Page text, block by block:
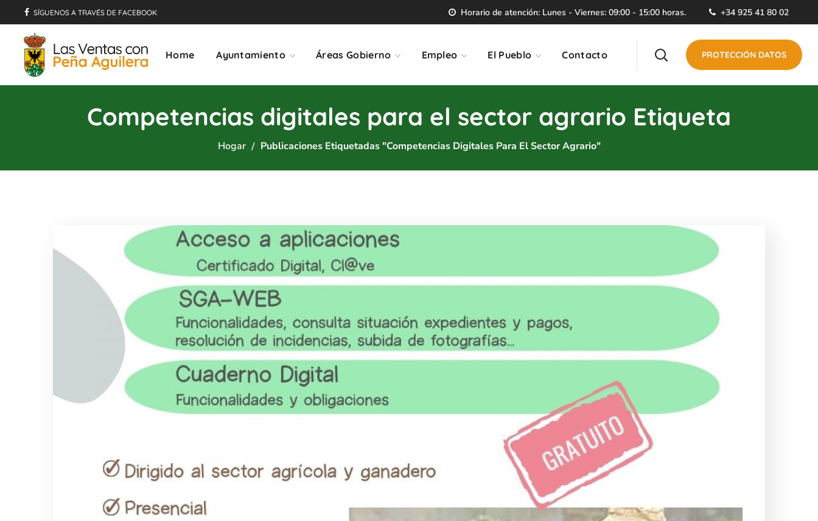
SÍGUENOS A TRAVÉS DE FACEBOOK Horario de atención: Lunes - Viernes: 09:00 - 15:00 horas. +34 925 41 80 02
Home Ayuntamiento Áreas Gobierno Empleo El Pueblo Contacto PROTECCIÓN DATOS
Competencias digitales para el sector agrario Etiqueta
Hogar Publicaciones Etiquetadas "Competencias Digitales Para El Sector Agrario"